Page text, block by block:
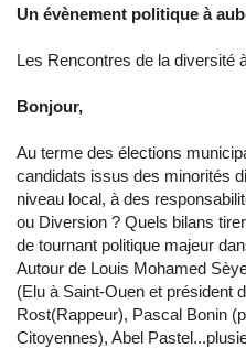
Un évènement politique à
Les Rencontres de la diversité
Bonjour,
Au terme des élections
candidats issus des minorités
niveau local, à des
ou Diversion ? Quels bilans
de tournant politique majeur
Autour de Louis Mohamed
(Elu à Saint-Ouen et président
Rost(Rappeur), Pascal Bonin
Citoyennes), Abel